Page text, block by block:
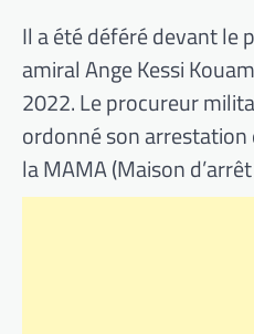
Il a été déféré devant le
amiral Ange Kessi
2022. Le procureur
ordonné son
la MAMA (Maison